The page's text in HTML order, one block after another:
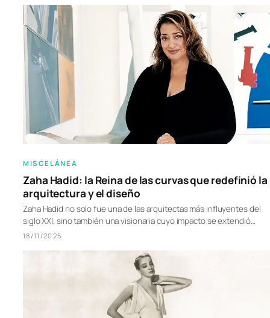
MISCELÁNEA
Zaha Hadid: la Reina de las curvas que redefinió la
arquitectura y el diseño
Zaha Hadid no solo fue una de las arquitectas más influyentes del
siglo XXI, sino también una visionaria cuyo impacto se extendió…
18/11/2025